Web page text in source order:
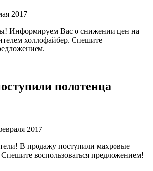
2017
Информируем Вас о снижении цен на
холлофайбер. Спешите
полотенца
2017
В продажу поступили махровые
воспользоваться предложением!